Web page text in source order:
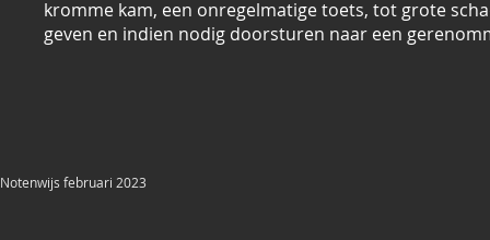
kromme kam, een onregelmatige toets, tot grote
geven en indien nodig doorsturen naar een
Notenwijs februari 2023